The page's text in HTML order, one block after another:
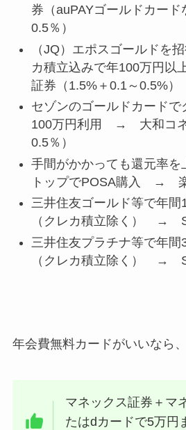
券（auPAYゴールドカー
0.5％）
（JQ）エポスゴールドを
カ積立込みで年100万円
証券（1.5%＋0.1～0.5%）
セゾンのゴールドカードで
100万円利用 → 大和コネ
0.5％）
手間がかかっても還元率
トップでPOSA購入 → 楽
三井住友ゴールド等で年間
（クレカ積立除く） →
三井住友プラチナ等で年間
（クレカ積立除く） →
年会費無料カードがいいなら、
マネックス証券＋マ
たはdカードで5万円